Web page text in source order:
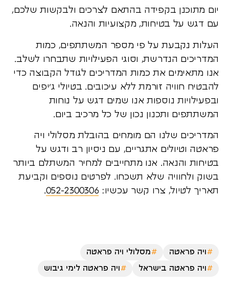
יום מתוכנן בקפידה בהתאם לצרכים ולבקשות שלכם,
עם דגש על בטיחות, מקצועיות והנאה.
העלות נקבעת על פי מספר המשתתפים, כמות
המדריכים הנדרשת, וסוגי הפעילויות שתבחרו לשלב.
אנו מתאימים את כמות המדריכים לגודל הקבוצה כדי
להבטיח חוויה זורמת ללא עיכובים. בטיולי ג’יפים
ובפעילויות נוספות אנו שמים דגש על נוחות
המשתתפים ותכנון נכון של כל מרכיב ביום.
המדריכים שלנו הם מומחים בהובלת מסלולי ויה
פראטה וטיולים אתגריים, עם ניסיון רב ודגש על
בטיחות והנאה. אנו מתחייבים למחיר המשתלם ביותר
בשוק ולחוויה שלא תשכחו. לפרטים נוספים וקביעת
תאריך לטיול, צרו קשר עכשיו:052-2300306
.
ויה פראטה
מסלולי ויה פראטה
ויה פראטה בישראל
ויה פראטה לימי גיבוש